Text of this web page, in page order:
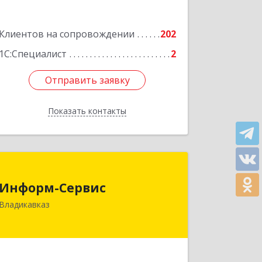
Клиентов на сопровождении
202
1С:Специалист
2
Отправить заявку
Показать контакты
Отправить заявку
Назад
Информ-Сервис
Владикавказ
362020, Северная Осетия - Алания
Респ, Владикавказ г, Островского ул,